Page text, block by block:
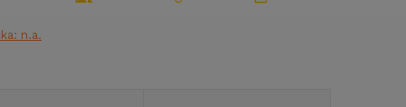
n.a.